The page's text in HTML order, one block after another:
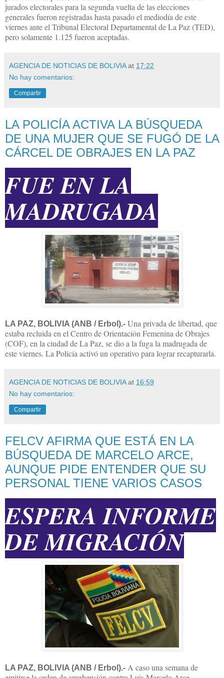
jurados electorales para la segunda vuelta de las elecciones
generales fueron registradas hasta pasado el mediodía de este
viernes ante el Tribunal Electoral Departamental de La Paz (TED),
pero solamente 1.125 fueron aceptadas.
AGENCIA DE NOTICIAS DE BOLIVIA at 17:22
No hay comentarios:
Compartir
LA POLICÍA ACTIVA LA BÚSQUEDA
DE UNA MUJER QUE SE FUGÓ DE LA
CÁRCEL DE OBRAJES EN LA PAZ
FUE EN LA
MADRUGADA
LA PAZ, BOLIVIA (ANB / Erbol).- Una privada de libertad, que
estaba recluida en el Centro de Orientación Femenina de Obrajes
(COF), en la ciudad de La Paz, se dio a la fuga la madrugada de
este viernes. La Policía activó un operativo para lograr recapturarla.
AGENCIA DE NOTICIAS DE BOLIVIA at 16:59
No hay comentarios:
Compartir
FELCV AFIRMA QUE ESTÁ EN LA
BÚSQUEDA DE MARCELO ARCE,
AUNQUE PIDE ENTENDER QUE SU
PERSONAL TIENE VARIOS CASOS
ESPERA INFORME
DE MIGRACIÓN
LA PAZ, BOLIVIA (ANB / Erbol).- A caso una semana de